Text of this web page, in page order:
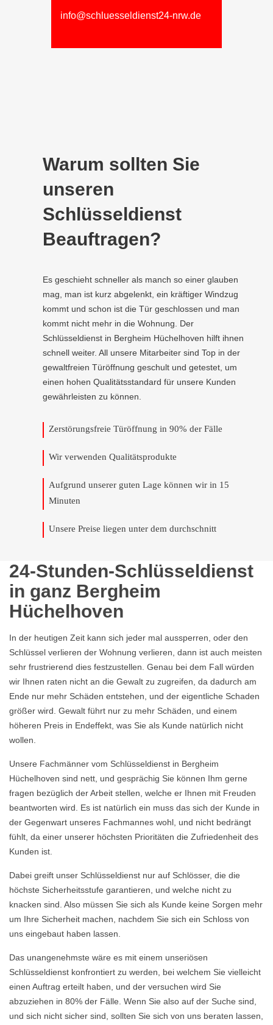
info@schluesseldienst24-nrw.de
Warum sollten Sie
unseren
Schlüsseldienst
Beauftragen?
Es geschieht schneller als manch so einer glauben
mag, man ist kurz abgelenkt, ein kräftiger Windzug
kommt und schon ist die Tür geschlossen und man
kommt nicht mehr in die Wohnung. Der
Schlüsseldienst in Bergheim Hüchelhoven hilft ihnen
schnell weiter. All unsere Mitarbeiter sind Top in der
gewaltfreien Türöffnung geschult und getestet, um
einen hohen Qualitätsstandard für unsere Kunden
gewährleisten zu können.
Zerstörungsfreie Türöffnung in 90% der Fälle
Wir verwenden Qualitätsprodukte
Aufgrund unserer guten Lage können wir in 15
Minuten
Unsere Preise liegen unter dem durchschnitt
24-Stunden-Schlüsseldienst
in ganz Bergheim
Hüchelhoven
In der heutigen Zeit kann sich jeder mal aussperren, oder den
Schlüssel verlieren der Wohnung verlieren, dann ist auch meisten
sehr frustrierend dies festzustellen. Genau bei dem Fall würden
wir Ihnen raten nicht an die Gewalt zu zugreifen, da dadurch am
Ende nur mehr Schäden entstehen, und der eigentliche Schaden
größer wird. Gewalt führt nur zu mehr Schäden, und einem
höheren Preis in Endeffekt, was Sie als Kunde natürlich nicht
wollen.
Unsere Fachmänner vom Schlüsseldienst in Bergheim
Hüchelhoven sind nett, und gesprächig Sie können Ihm gerne
fragen bezüglich der Arbeit stellen, welche er Ihnen mit Freuden
beantworten wird. Es ist natürlich ein muss das sich der Kunde in
der Gegenwart unseres Fachmannes wohl, und nicht bedrängt
fühlt, da einer unserer höchsten Prioritäten die Zufriedenheit des
Kunden ist.
Dabei greift unser Schlüsseldienst nur auf Schlösser, die die
höchste Sicherheitsstufe garantieren, und welche nicht zu
knacken sind. Also müssen Sie sich als Kunde keine Sorgen mehr
um Ihre Sicherheit machen, nachdem Sie sich ein Schloss von
uns eingebaut haben lassen.
Das unangenehmste wäre es mit einem unseriösen
Schlüsseldienst konfrontiert zu werden, bei welchem Sie vielleicht
einen Auftrag erteilt haben, und der versuchen wird Sie
abzuziehen in 80% der Fälle. Wenn Sie also auf der Suche sind,
und sich nicht sicher sind, sollten Sie sich von uns beraten lassen,